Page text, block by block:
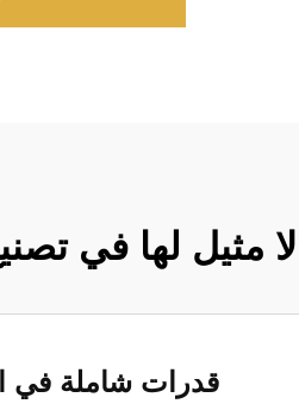
لا مثيل لها في
قدرات شاملة في